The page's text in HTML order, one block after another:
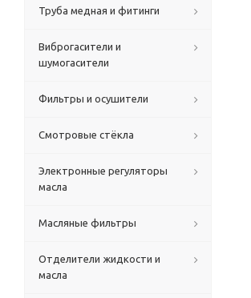
Труба медная и фитинги
Виброгасители и
шумогасители
Фильтры и осушители
Смотровые стёкла
Электронные регуляторы
масла
Масляные фильтры
Отделители жидкости и
масла